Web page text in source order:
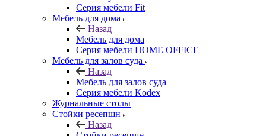
Серия мебели Fit
Мебель для дома
Назад
Мебель для дома
Серия мебели HOME OFFICE
Мебель для залов суда
Назад
Мебель для залов суда
Серия мебели Kodex
Журнальные столы
Стойки ресепшн
Назад